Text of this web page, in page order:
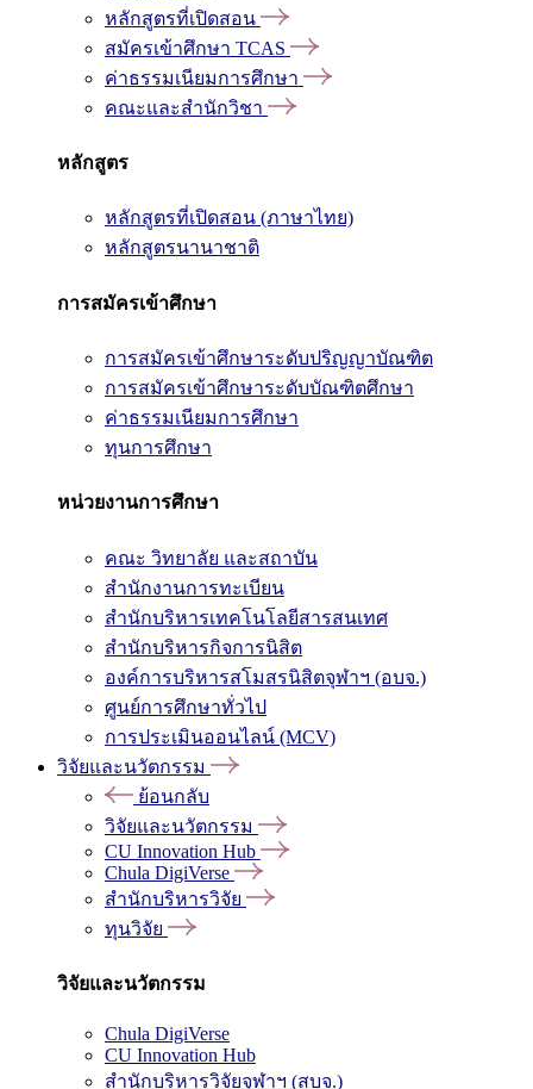
หลักสูตรที่เปิดสอน
สมัครเข้าศึกษา TCAS
ค่าธรรมเนียมการศึกษา
คณะและสำนักวิชา
หลักสูตร
หลักสูตรที่เปิดสอน (ภาษาไทย)
หลักสูตรนานาชาติ
การสมัครเข้าศึกษา
การสมัครเข้าศึกษาระดับปริญญาบัณฑิต
การสมัครเข้าศึกษาระดับบัณฑิตศึกษา
ค่าธรรมเนียมการศึกษา
ทุนการศึกษา
หน่วยงานการศึกษา
คณะ วิทยาลัย และสถาบัน
สำนักงานการทะเบียน
สำนักบริหารเทคโนโลยีสารสนเทศ
สำนักบริหารกิจการนิสิต
องค์การบริหารสโมสรนิสิตจุฬาฯ (อบจ.)
ศูนย์การศึกษาทั่วไป
การประเมินออนไลน์ (MCV)
วิจัยและนวัตกรรม
ย้อนกลับ
วิจัยและนวัตกรรม
CU Innovation Hub
Chula DigiVerse
สำนักบริหารวิจัย
ทุนวิจัย
วิจัยและนวัตกรรม
Chula DigiVerse
CU Innovation Hub
สำนักบริหารวิจัยจุฬาฯ (สบจ.)